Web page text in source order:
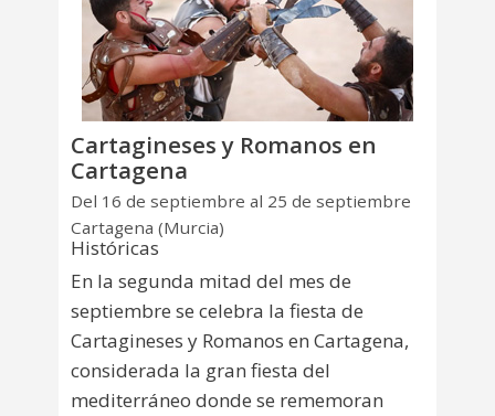
Cartagineses y Romanos en
Cartagena
Del 16 de septiembre al 25 de septiembre
Cartagena (Murcia)
Históricas
En la segunda mitad del mes de
septiembre se celebra la fiesta de
Cartagineses y Romanos en Cartagena,
considerada la gran fiesta del
mediterráneo donde se rememoran